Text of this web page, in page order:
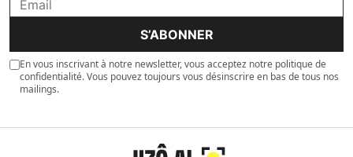
S’ABONNER
En vous inscrivant à notre newsletter, vous acceptez notre politique de
confidentialité. Vous pouvez toujours vous désinscrire en bas de tous nos
mailings.